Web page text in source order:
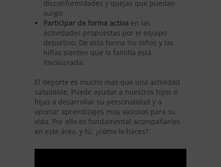
disconformidades y quejas que puedan
surgir.
Participar de forma activa en las
actividades propuestas por el equipo
deportivo. De esta forma los niños y las
niñas sienten que la familia está
involucrada.
El deporte es mucho más que una actividad
saludable. Puede ayudar a nuestros hijos e
hijas a desarrollar su personalidad y a
aportar aprendizajes muy valiosos para su
vida. Por ello es fundamental acompañarles
en este área. y tú, ¿cómo lo haces?.